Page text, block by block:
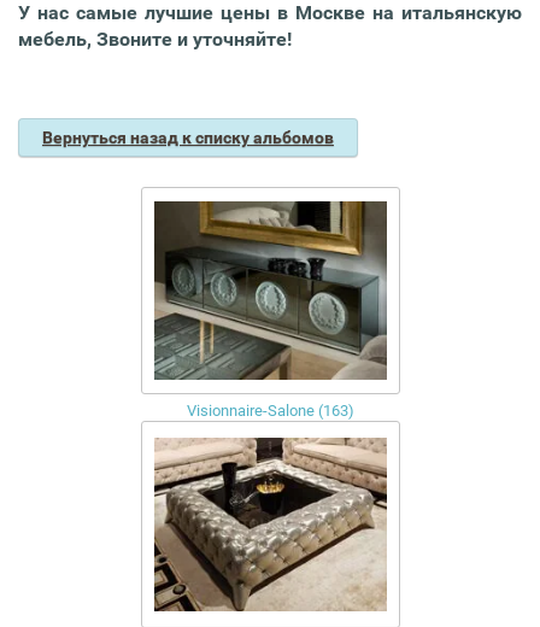
У нас самые лучшие цены в Москве на итальянскую
мебель, Звоните и уточняйте!
Вернуться назад к списку альбомов
Visionnaire-Salone (163)